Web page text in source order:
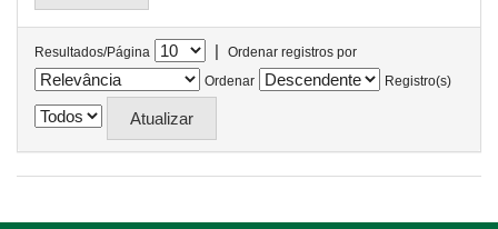
Resultados/Página |
Ordenar registros por
Ordenar
Registro(s)